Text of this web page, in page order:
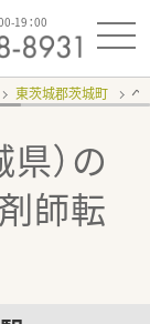
19：00
東茨城郡茨城町 ヘ
）の
師転